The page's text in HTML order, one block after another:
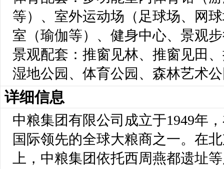
等）、室外运动场（足球场、网
室（瑜伽等）、健身中心、景观
景观配套：推窗见林、推窗见田
湿地公园、体育公园、森林艺术
详细信息
中粮集团有限公司成立于1949年
国际领先的全球大粮商之一。在
上，中粮集团依托西周燕都遗址